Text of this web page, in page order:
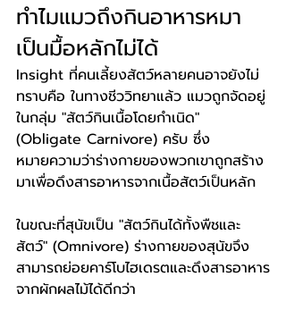
ทำไมแมวถึงกินอาหารหมา
เป็นมื้อหลักไม่ได้
Insight ที่คนเลี้ยงสัตว์หลายคนอาจยังไม่
ทราบคือ ในทางชีววิทยาแล้ว แมวถูกจัดอยู่
ในกลุ่ม "สัตว์กินเนื้อโดยกำเนิด"
(Obligate Carnivore) ครับ ซึ่ง
หมายความว่าร่างกายของพวกเขาถูกสร้าง
มาเพื่อดึงสารอาหารจากเนื้อสัตว์เป็นหลัก
ในขณะที่สุนัขเป็น "สัตว์กินได้ทั้งพืชและ
สัตว์" (Omnivore) ร่างกายของสุนัขจึง
สามารถย่อยคาร์โบไฮเดรตและดึงสารอาหาร
จากผักผลไม้ได้ดีกว่า